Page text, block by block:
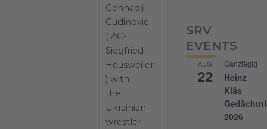
Gennadij
Cudinovic
( AC-
Siegfried-
Heusweiler
) with
the
Ukrainian
wrestler
SRV
EVENTS
AUG
22
Ganztägig
Heinz
Kläs
2026